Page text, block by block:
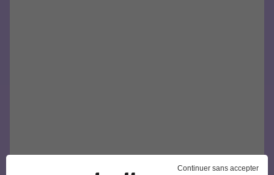
Continuer sans accepter